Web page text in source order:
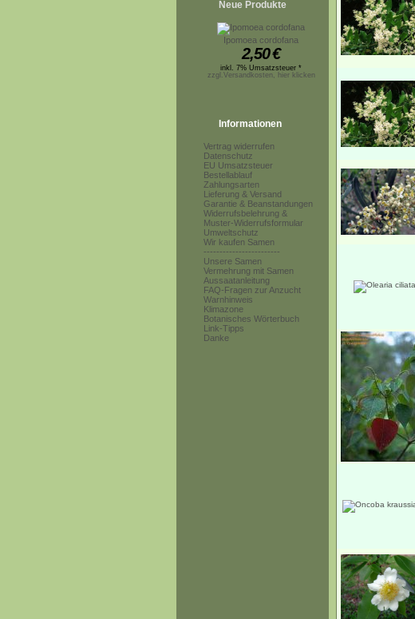
Neue Produkte
Ipomoea cordofana
2,50€
inkl. 7% Umsatzsteuer *
zzgl.Versandkosten, hier klicken
Informationen
Vertrag widerrufen
Datenschutz
EU Umsatzsteuer
Bestellablauf
Zahlungsarten
Lieferung & Versand
Garantie & Beanstandungen
Widerrufsbelehrung &
Muster-Widerrufsformular
Umweltschutz
Wir kaufen Samen
------------------------
Unsere Samen
Vermehrung mit Samen
Aussaatanleitung
FAQ-Fragen zur Anzucht
Warnhinweis
Klimazone
Botanisches Wörterbuch
Link-Tipps
Danke